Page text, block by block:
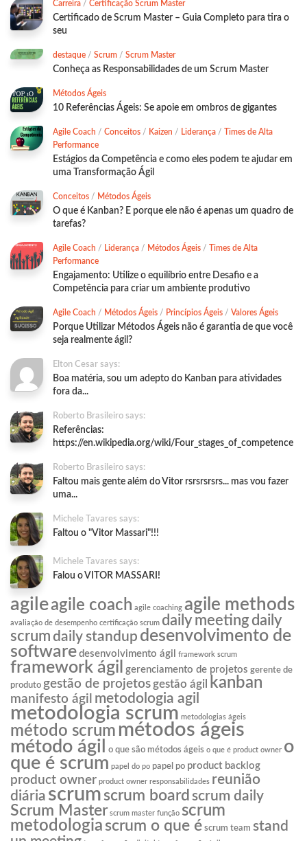
Carreira / Certificação Scrum Master
Certificado de Scrum Master – Guia Completo para tira o
seu
destaque / Scrum / Scrum Master
Conheça as Responsabilidades de um Scrum Master
Métodos Ágeis
10 Referências Ágeis: Se apoie em ombros de gigantes
Agile Coach / Conceitos / Kaizen / Liderança /
Times de Alta
Performance
Estágios da Competência e como eles podem te ajudar em
uma Transformação Ágil
Conceitos / Métodos Ágeis
O que é Kanban? E porque ele não é apenas um quadro de
tarefas?
Agile Coach / Liderança / Métodos Ágeis /
Times de Alta
Performance
Engajamento: Utilize o equilíbrio entre Desafio e a
Competência para criar um ambiente produtivo
Agile Coach / Métodos Ágeis / Princípios Ágeis / Valores Ágeis
Porque Utilizar Métodos Ágeis não é garantia de que você
seja realmente ágil?
Elton Cesar says:
Boa matéria, sou um adepto do Kanban para atividades
fora da...
Roberto Brasileiro says:
Referências:
https://en.wikipedia.org/wiki/Four_stages_of_competence
Roberto Brasileiro says:
Faltou mais gente além do Vitor rsrsrsrsrs... mas vou fazer
uma...
Michele Tavares says:
Faltou o "Vitor Massari"!!!
Michele Tavares says:
Falou o VITOR MASSARI!
agileagile coach agile coaching agile methods
avaliação de desempenho certificação scrum daily meeting daily
scrumdaily standup desenvolvimento de
software desenvolvimento ágil framework scrum
framework ágil gerenciamento de projetos gerente de
produto gestão de projetos gestão ágil kanban
manifesto ágil metodologia agil
metodologia scrum metodologias ágeis
método scrum métodos ágeis
método ágil o que são métodos ágeis o que é product owner o
que é scrum papel do po papel po product backlog
product owner product owner responsabilidades reunião
diária scrum scrum board scrum daily
Scrum Master scrum master função scrum
metodologia scrum o que é scrum team stand